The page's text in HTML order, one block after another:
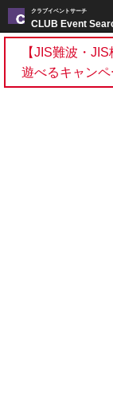
クラブイベントサーチ
CLUB Event
【JIS難波・
遊べるキャンペ